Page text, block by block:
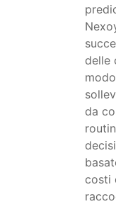
delle
da
costi